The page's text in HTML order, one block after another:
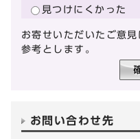
見つけにくかった
お寄せいただいたご意
参考とします。
お問い合わせ先